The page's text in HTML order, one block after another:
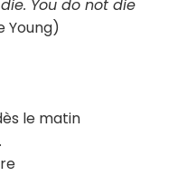
You do not die
Young)
le matin